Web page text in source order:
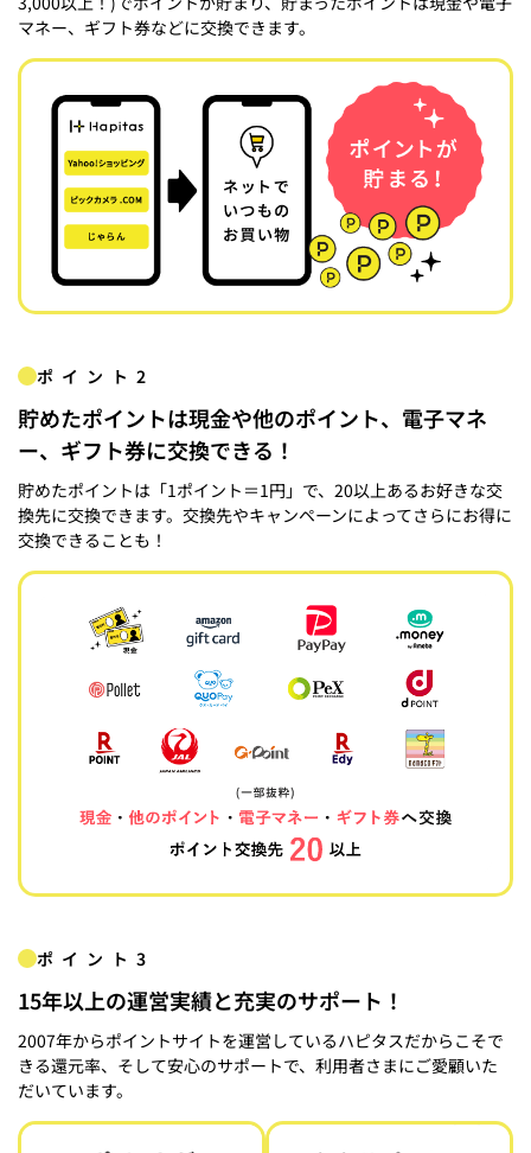
マネー、ギフト券などに交換できます。
ポイント2
貯めたポイントは現金や他のポイント、電子マネ
ー、ギフト券に交換できる！
貯めたポイントは「1ポイント＝1円」で、20以上あるお好きな交
換先に交換できます。交換先やキャンペーンによってさらにお得に
交換できることも！
ポイント3
15年以上の運営実績と充実のサポート！
2007年からポイントサイトを運営しているハピタスだからこそで
きる還元率、そして安心のサポートで、利用者さまにご愛顧いた
だいています。